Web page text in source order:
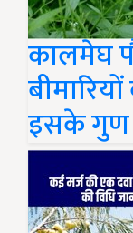
कालमेघ
इसके गुण